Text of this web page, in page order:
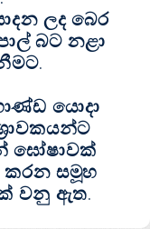
ලද බෙර
බට නළා
යොදා
ඝෝෂාවක්‌
කරන සමූහ
වනු ඇත.